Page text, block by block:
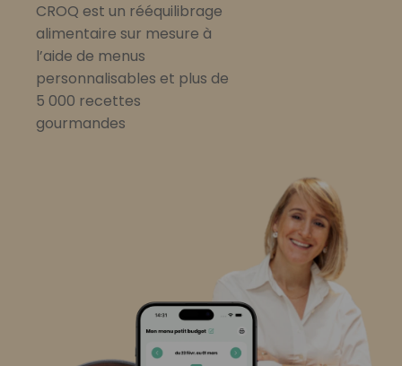
CROQ est un rééquilibrage
alimentaire sur mesure à
l’aide de menus
personnalisables et plus de
5 000 recettes
gourmandes